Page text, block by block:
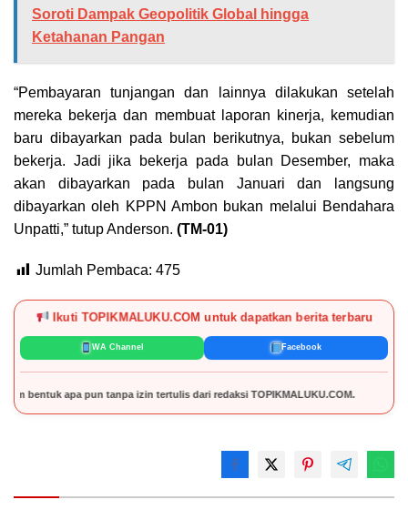
Soroti Dampak Geopolitik Global hingga
Ketahanan Pangan
“Pembayaran tunjangan dan lainnya dilakukan setelah
mereka bekerja dan membuat laporan kinerja, kemudian
baru dibayarkan pada bulan berikutnya, bukan sebelum
bekerja. Jadi jika bekerja pada bulan Desember, maka
akan dibayarkan pada bulan Januari dan langsung
dibayarkan oleh KPPN Ambon bukan melalui Bendahara
Unpatti,” tutup Anderson. (TM-01)
Jumlah Pembaca: 475
Ikuti TOPIKMALUKU.COM untuk dapatkan berita terbaru
WA Channel Facebook
pun tanpa izin tertulis dari redaksi TOPIKMALUKU.COM.